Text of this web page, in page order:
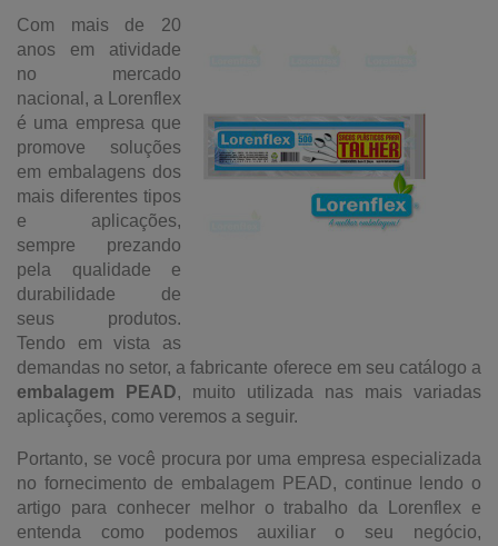
Com mais de 20
anos em atividade
no mercado
nacional, a Lorenflex
é uma empresa que
promove soluções
em embalagens dos
mais diferentes tipos
e aplicações,
sempre prezando
pela qualidade e
durabilidade de
seus produtos.
Tendo em vista as
demandas no setor, a fabricante oferece em seu catálogo a
embalagem PEAD, muito utilizada nas mais variadas
aplicações, como veremos a seguir.
Portanto, se você procura por uma empresa especializada
no fornecimento de embalagem PEAD, continue lendo o
artigo para conhecer melhor o trabalho da Lorenflex e
entenda como podemos auxiliar o seu negócio,